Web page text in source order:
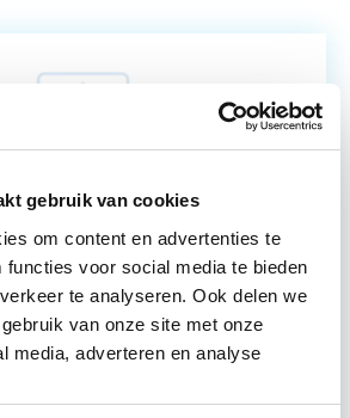
gebruik van cookies
om content en advertenties te
functies voor social media te bieden
te analyseren. Ook delen we
van onze site met onze
media, adverteren en analyse
Relevant bij dit artikel
Case voor Vastgoed- &
te realiseren en/of te
trends in vastgoed
de… Lees verder
of online